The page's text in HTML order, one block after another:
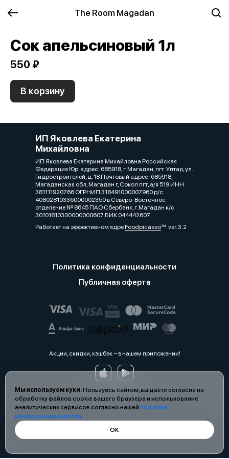
The Room Magadan
Мы используем куки.Пользуясь сайтом, вы даёте согласие на
обработку файлов cookie вашего браузера и использование
аналитических сервисов согласно нашей политике
конфиденциальности.
ОК
Сок апельсиновый 1л
550 ₽
В корзину
ИП Яковлева Екатерина
Михайловна
ИП Яковлева Екатерина Михайловна Российская
Федерация Юр. адрес: 685918, г. Магадан, пгт. Уптар, ул.
Гидростроителей, д. 18 Почтовый адрес: 685918,
Магаданская обл, Магадан г, Сокол пгт, а/я 519 ИНН
381111920766 ОГРНИП 318491000007960 р/с
40802810336000002350 в Северо-Восточное
отделение № 8645 ПАО Сбербанк, г. Магадан к/с
30101810300000000607 БИК 044442607
Работает на эффективном ядреFoodpicássover. 3.2
Политика конфиденциальности
Публичная оферта
Акции, скидки, кэшбэк − в нашем приложении!